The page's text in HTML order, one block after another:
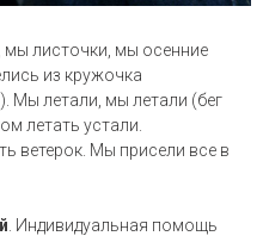
мы листочки, мы осенние
из кружочка
Мы летали, мы летали (бег
летать устали.
ветерок. Мы присели все в
. Индивидуальная помощь